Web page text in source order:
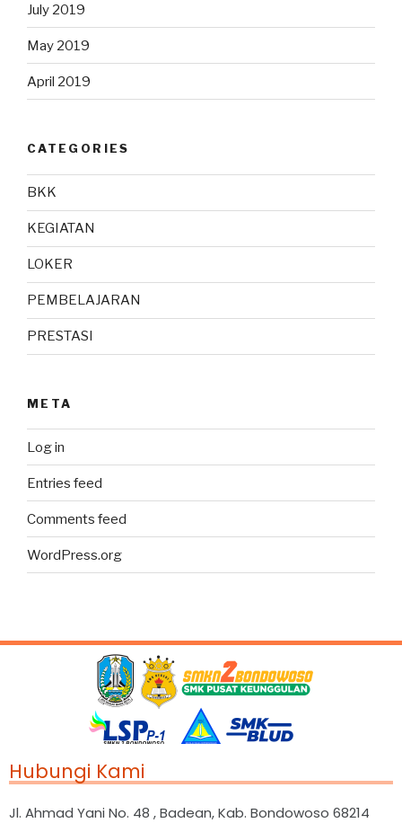
July 2019
May 2019
April 2019
CATEGORIES
BKK
KEGIATAN
LOKER
PEMBELAJARAN
PRESTASI
META
Log in
Entries feed
Comments feed
WordPress.org
Hubungi Kami
Jl. Ahmad Yani No. 48 , Badean, Kab. Bondowoso 68214